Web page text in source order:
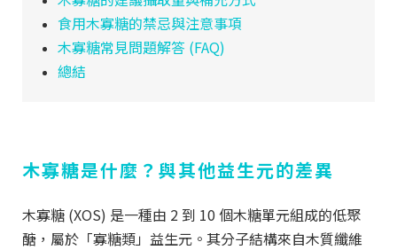
食用木寡糖的禁忌與注意事項
木寡糖常見問題解答 (FAQ)
總結
木寡糖是什麼？與其他益生元的差異
木寡糖 (XOS) 是一種由 2 到 10 個木糖單元組成的低聚
醣，屬於「寡糖類」益生元。其分子結構來自木質纖維